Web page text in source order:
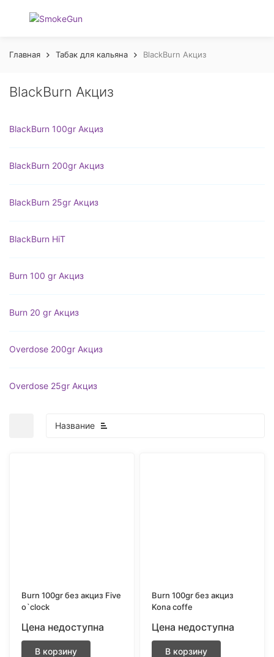
Главная Табак для кальяна BlackBurn Акциз
BlackBurn Акциз
BlackBurn 100gr Акциз
BlackBurn 200gr Акциз
BlackBurn 25gr Акциз
BlackBurn HiT
Burn 100 gr Акциз
Burn 20 gr Акциз
Overdose 200gr Акциз
Overdose 25gr Акциз
Название
Burn 100gr без акциз Five
o`clock
Цена недоступна
В корзину
Burn 100gr без акциз
Kona coffe
Цена недоступна
В корзину